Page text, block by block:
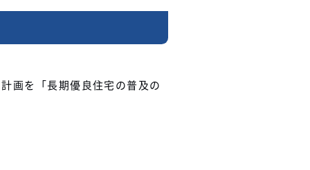
画を「長期優良住宅の普及の